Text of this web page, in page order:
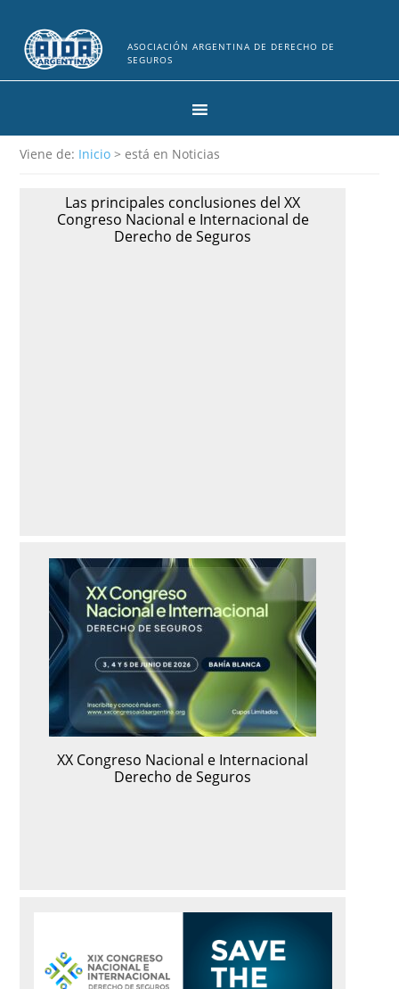
ASOCIACIÓN ARGENTINA DE DERECHO DE
SEGUROS
Viene de: Inicio> está en Noticias
Las principales conclusiones del XX
Congreso Nacional e Internacional de
Derecho de Seguros
XX Congreso Nacional e Internacional
Derecho de Seguros